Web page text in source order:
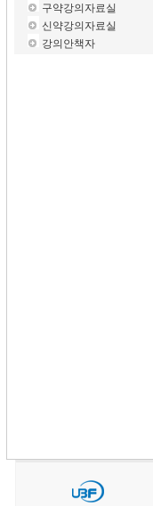
구약강의자료실
신약강의자료실
강의안책자